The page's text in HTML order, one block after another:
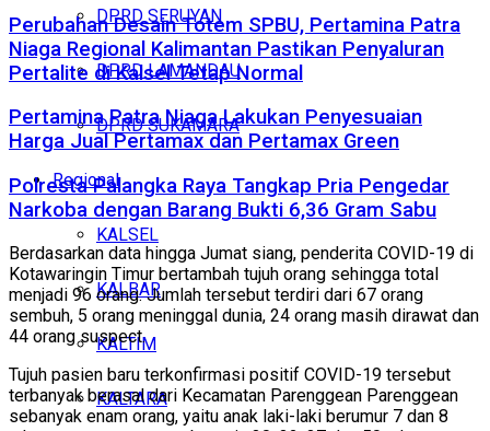
DPRD SERUYAN
DPRD LAMANDAU
DPRD SUKAMARA
Regional
KALSEL
KALBAR
KALTIM
KALTARA
Perubahan Desain Totem SPBU, Pertamina Patra
Niaga Regional Kalimantan Pastikan Penyaluran
Pertalite di Kalsel Tetap Normal
Pertamina Patra Niaga Lakukan Penyesuaian
Harga Jual Pertamax dan Pertamax Green
Polresta Palangka Raya Tangkap Pria Pengedar
Narkoba dengan Barang Bukti 6,36 Gram Sabu
Berdasarkan data hingga Jumat siang, penderita COVID-19 di
Kotawaringin Timur bertambah tujuh orang sehingga total
menjadi 96 orang. Jumlah tersebut terdiri dari 67 orang
sembuh, 5 orang meninggal dunia, 24 orang masih dirawat dan
44 orang suspect.
Tujuh pasien baru terkonfirmasi positif COVID-19 tersebut
terbanyak berasal dari Kecamatan Parenggean Parenggean
sebanyak enam orang, yaitu anak laki-laki berumur 7 dan 8